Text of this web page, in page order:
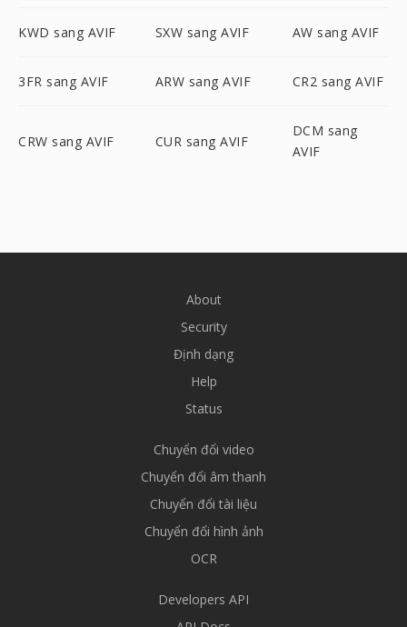
KWD sang AVIF SXW sang AVIF AW sang AVIF
3FR sang AVIF ARW sang AVIF CR2 sang AVIF
CRW sang AVIF CUR sang AVIF
DCM sang
AVIF
About
Security
Định dạng
Help
Status
Chuyển đổi video
Chuyển đổi âm thanh
Chuyển đổi tài liệu
Chuyển đổi hình ảnh
OCR
Developers API